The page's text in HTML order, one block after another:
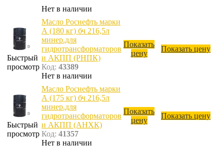
Нет в наличии
Быстрый
просмотр
Масло Роснефть марки
А (180 кг) бч 216,5л
минер.для
гидротрансформаторов
и АКПП (РНПК)
Код: 43389
Нет в наличии
Показать
цену
Показать цену
Быстрый
просмотр
Масло Роснефть марки
А (175 кг) бч 216,5л
минер.для
гидротрансформаторов
и АКПП (АНХК)
Код: 41357
Нет в наличии
Показать
цену
Показать цену